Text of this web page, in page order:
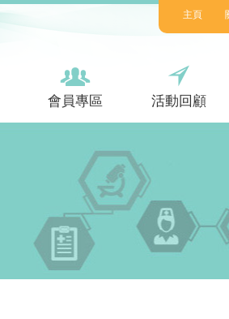
會員專區 活動回顧
主頁